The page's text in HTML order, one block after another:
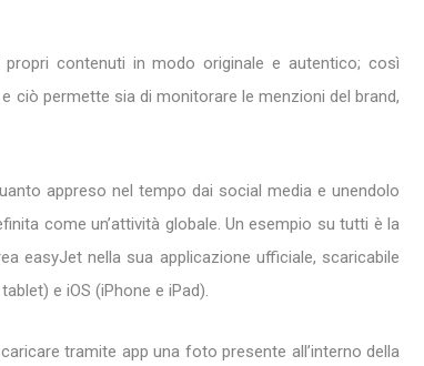
contenuti in modo originale e autentico; così
ciò permette sia di monitorare le menzioni del brand,
appreso nel tempo dai social media e unendolo
come un’attività globale. Un esempio su tutti è la
easyJet nella sua applicazione ufficiale, scaricabile
e iOS (iPhone e iPad).
tramite app una foto presente all’interno della